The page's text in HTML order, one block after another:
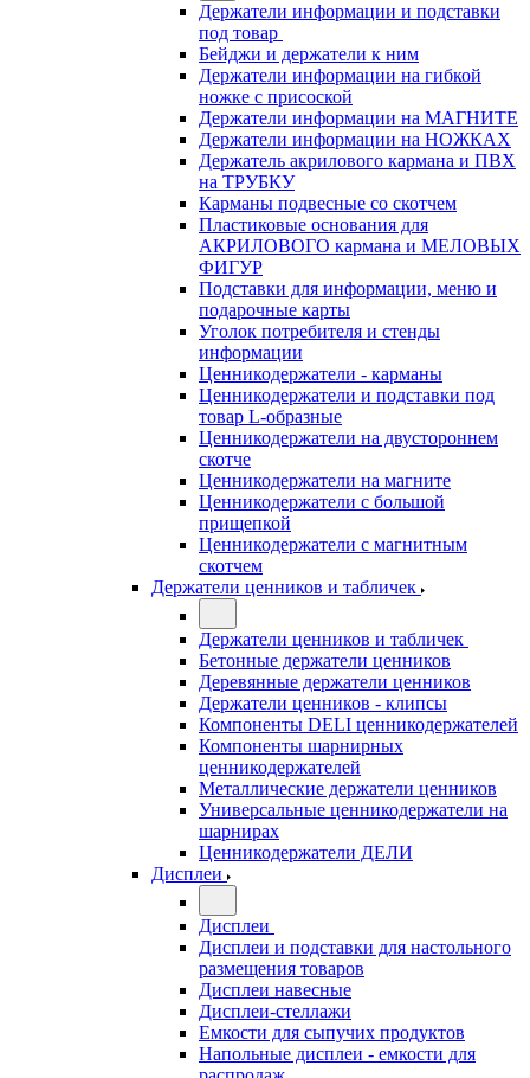
Держатели информации и подставки
под товар
Бейджи и держатели к ним
Держатели информации на гибкой
ножке с присоской
Держатели информации на МАГНИТЕ
Держатели информации на НОЖКАХ
Держатель акрилового кармана и ПВХ
на ТРУБКУ
Карманы подвесные со скотчем
Пластиковые основания для
АКРИЛОВОГО кармана и МЕЛОВЫХ
ФИГУР
Подставки для информации, меню и
подарочные карты
Уголок потребителя и стенды
информации
Ценникодержатели - карманы
Ценникодержатели и подставки под
товар L-образные
Ценникодержатели на двустороннем
скотче
Ценникодержатели на магните
Ценникодержатели с большой
прищепкой
Ценникодержатели с магнитным
скотчем
Держатели ценников и табличек
Держатели ценников и табличек
Бетонные держатели ценников
Деревянные держатели ценников
Держатели ценников - клипсы
Компоненты DELI ценникодержателей
Компоненты шарнирных
ценникодержателей
Металлические держатели ценников
Универсальные ценникодержатели на
шарнирах
Ценникодержатели ДЕЛИ
Дисплеи
Дисплеи
Дисплеи и подставки для настольного
размещения товаров
Дисплеи навесные
Дисплеи-стеллажи
Емкости для сыпучих продуктов
Напольные дисплеи - емкости для